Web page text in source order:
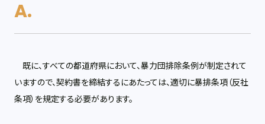
既に、すべての都道府県において、暴力団排除条例が制定されて
いますので、契約書を締結するにあたっては、適切に暴排条項（反社
条項）を規定する必要があります。